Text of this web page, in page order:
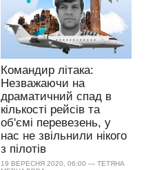
Командир літака:
Незважаючи на
драматичний спад в
кількості рейсів та
об'ємі перевезень, у
нас не звільнили нікого
з пілотів
19 ВЕРЕСНЯ 2020, 06:00 — ТЕТЯНА